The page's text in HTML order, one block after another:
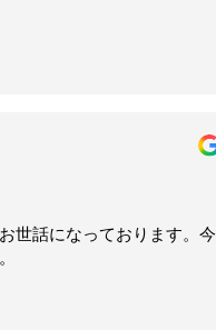
世話になっております。今